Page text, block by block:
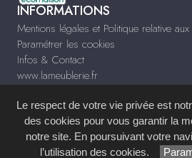
INFORMATIONS
Mentions légales et Politique relative
Paramétrer les cookies
Infos & Contact
www.lameublerie.fr
Site réalisé avec leSystème de Gestion de
Le respect de votre vie privée est
des cookies pour vous garantir la
notre site. En poursuivant votre
l’utilisation des cookies.